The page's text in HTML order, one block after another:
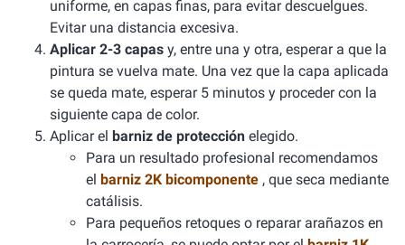
uniforme, en capas finas, para evitar descuelgues.
Evitar una distancia excesiva.
Aplicar 2-3 capas y, entre una y otra, esperar a que la
pintura se vuelva mate. Una vez que la capa aplicada
se queda mate, esperar 5 minutos y proceder con la
siguiente capa de color.
Aplicar el barniz de protección elegido.
Para un resultado profesional recomendamos
el barniz 2K bicomponente , que seca mediante
catálisis.
Para pequeños retoques o reparar arañazos en